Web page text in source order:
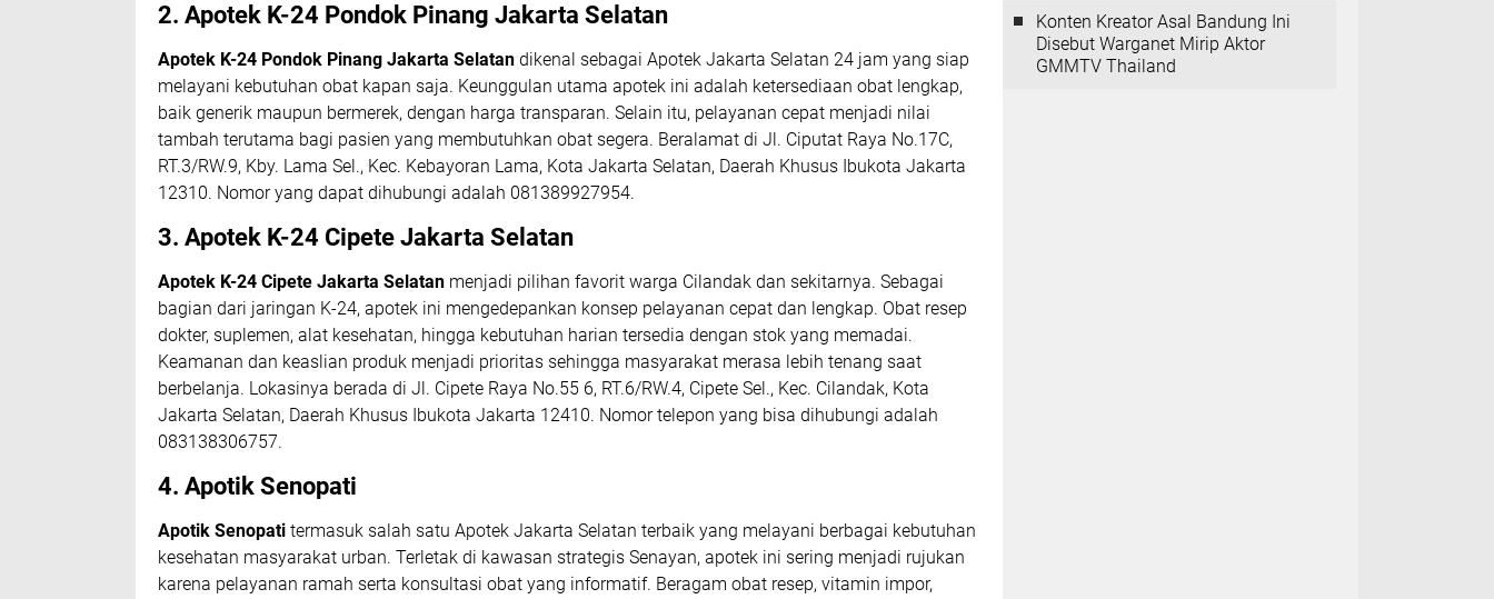
2. Apotek K-24 Pondok Pinang Jakarta Selatan
Apotek K-24 Pondok Pinang Jakarta Selatan dikenal sebagai Apotek Jakarta Selatan 24 jam yang siap
melayani kebutuhan obat kapan saja. Keunggulan utama apotek ini adalah ketersediaan obat lengkap,
baik generik maupun bermerek, dengan harga transparan. Selain itu, pelayanan cepat menjadi nilai
tambah terutama bagi pasien yang membutuhkan obat segera. Beralamat di Jl. Ciputat Raya No.17C,
RT.3/RW.9, Kby. Lama Sel., Kec. Kebayoran Lama, Kota Jakarta Selatan, Daerah Khusus Ibukota Jakarta
12310. Nomor yang dapat dihubungi adalah 081389927954.
3. Apotek K-24 Cipete Jakarta Selatan
Apotek K-24 Cipete Jakarta Selatan menjadi pilihan favorit warga Cilandak dan sekitarnya. Sebagai
bagian dari jaringan K-24, apotek ini mengedepankan konsep pelayanan cepat dan lengkap. Obat resep
dokter, suplemen, alat kesehatan, hingga kebutuhan harian tersedia dengan stok yang memadai.
Keamanan dan keaslian produk menjadi prioritas sehingga masyarakat merasa lebih tenang saat
berbelanja. Lokasinya berada di Jl. Cipete Raya No.55 6, RT.6/RW.4, Cipete Sel., Kec. Cilandak, Kota
Jakarta Selatan, Daerah Khusus Ibukota Jakarta 12410. Nomor telepon yang bisa dihubungi adalah
083138306757.
4. Apotik Senopati
Apotik Senopati termasuk salah satu Apotek Jakarta Selatan terbaik yang melayani berbagai kebutuhan
kesehatan masyarakat urban. Terletak di kawasan strategis Senayan, apotek ini sering menjadi rujukan
karena pelayanan ramah serta konsultasi obat yang informatif. Beragam obat resep, vitamin impor,
Konten Kreator Asal Bandung Ini
Disebut Warganet Mirip Aktor
GMMTV Thailand